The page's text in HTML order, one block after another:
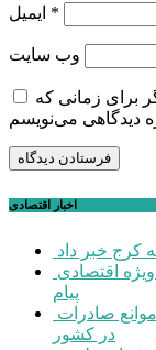
*
وب‌ سایت
برای زمانی که
اخبار اقتصادی
کرج خبر داد
پیام
در کشور